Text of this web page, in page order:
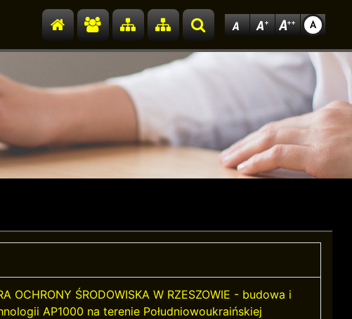
Przejdź do strony głównej
Przejdź do redakcji
Przejdź do mapy strony
Przejdź do mapy strony
Szukaj
OCHRONY ŚRODOWISKA W RZESZOWIE - budowa i
AP1000 na terenie Południowoukraińskiej